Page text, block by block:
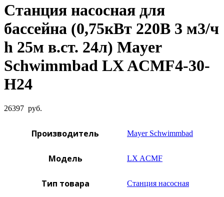
Станция насосная для
бассейна (0,75кВт 220B 3 м3/ч
h 25м в.ст. 24л) Mayer
Schwimmbad LX ACMF4-30-
H24
26397 руб.
Производитель Mayer Schwimmbad
Модель LX ACMF
Тип товара Станция насосная